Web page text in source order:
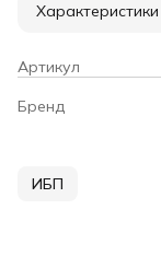
Характеристики
Артикул
Бренд
ИБП